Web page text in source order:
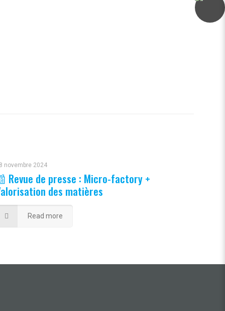
novembre 2024
Revue de presse : Micro-factory +
des matières
Read more